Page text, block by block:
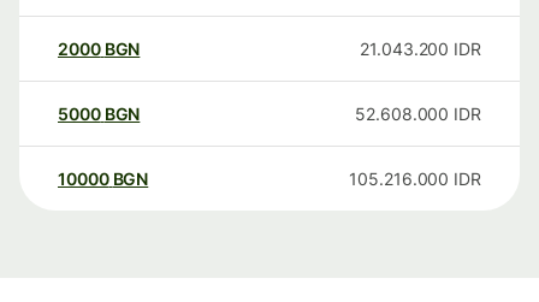
2000 BGN 21.043.200 IDR
5000 BGN 52.608.000 IDR
10000 BGN 105.216.000 IDR